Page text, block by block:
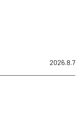
2026.8.7